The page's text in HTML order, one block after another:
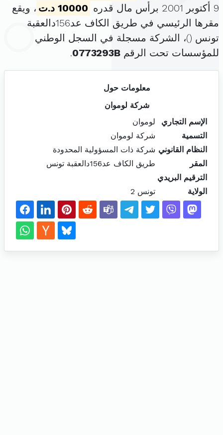
9 أكتوبر 2001 برأس مال قدره
10000 د.ت
، ويقع
مقرها الرئيسي في طريق الكاف عد156دالعقبة
تونس ()، الشركة مسجلة في السجل الوطني
للمؤسسات تحت الرقم 0773293B
.
معلومات حول
شركة لوموان
الإسم التجاري
لوموان
التسمية
شركة لوموان
النظام القانوني شركة ذات المسؤولية المحدودة
المقر
طريق الكاف عد156دالعقبة تونس
الترقيم البريدي
الولاية
تونس 2